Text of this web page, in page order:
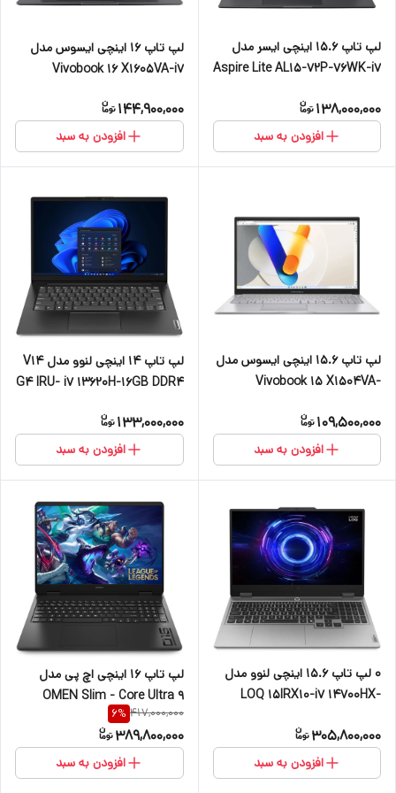
لپ تاپ 15.6 اینچی ایسر مدل
Aspire Lite AL15-72P-76WK-i7
512 GB SSD-IPS
138,000,000
افزودن به سبد
لپ تاپ 16 اینچی ایسوس مدل
Vivobook 16 X1605VA-i7
512GB SSD-IPS-Backlit
144,900,000
افزودن به سبد
لپ تاپ 15.6 اینچی ایسوس مدل
Vivobook 15 X1504VA-
DDR4 3200MHz-512GB-IPS
109,500,000
افزودن به سبد
لپ تاپ 14 اینچی لنوو مدل V14
G4 IRU- i7 13620H-16GB DDR4
133,000,000
افزودن به سبد
0 لپ تاپ 15.6 اینچی لنوو مدل
LOQ 15IRX10-i7 14700HX-
4800MHz-1TB SSD-FHD
144Hz-W
305,800,000
افزودن به سبد
لپ تاپ 16 اینچی اچ‌ پی مدل
OMEN Slim - Core Ultra 9
285H-32GB DDR5 4800MHz-
1TB SSD-RTX5070 8GB-FHD+
144Hz-W
417,000,000
6%
389,800,000
افزودن به سبد